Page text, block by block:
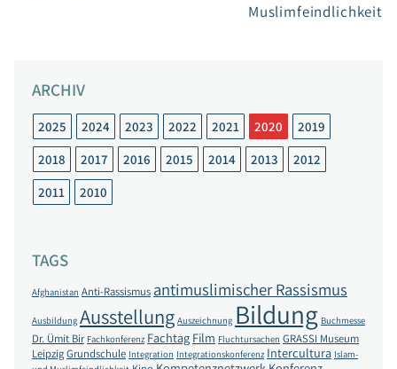
Muslimfeindlichkeit
ARCHIV
2025 2024 2023 2022 2021 2020
2019
2018
2017 2016 2015 2014 2013
2012
2011
2010
TAGS
Afghanistan Anti-Rassismus antimuslimischer Rassismus
Ausbildung Ausstellung Auszeichnung Bildung Buchmesse
Dr. Ümit Bir Fachkonferenz Fachtag Film Fluchtursachen GRASSI Museum
LeipzigGrundschule Integration Integrationskonferenz Intercultura Islam-